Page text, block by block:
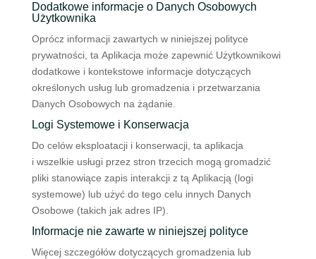
Dodatkowe informacje o Danych Osobowych
Użytkownika
Oprócz informacji zawartych w niniejszej polityce
prywatności, ta Aplikacja może zapewnić Użytkownikowi
dodatkowe i kontekstowe informacje dotyczących
określonych usług lub gromadzenia i przetwarzania
Danych Osobowych na żądanie.
Logi Systemowe i Konserwacja
Do celów eksploatacji i konserwacji, ta aplikacja
i wszelkie usługi przez stron trzecich mogą gromadzić
pliki stanowiące zapis interakcji z tą Aplikacją (logi
systemowe) lub użyć do tego celu innych Danych
Osobowe (takich jak adres IP).
Informacje nie zawarte w niniejszej polityce
Więcej szczegółów dotyczących gromadzenia lub